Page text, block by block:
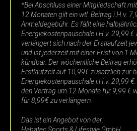
*Bei Abschluss einer Mitgliedschaft
12 Monaten gilt ein wtl. Beitrag i.H.v.
Anmeldegebühr. Es fällt eine
Energiekostenpauschale i.H.v. 29,99
verlängert sich nach der Erstlaufzeit
und ist jederzeit mit einer Frist von 1
kündbar. Der wöchentliche Beitrag
Erstlaufzeit auf 10,99€ zusätzlich zur
Energiekostenpauschale i.H.v. 29,99
den Vertrag um 12 Monate für 9,99 €
für 8,99€ zu verlängern.
Das ist ein Angebot von der: